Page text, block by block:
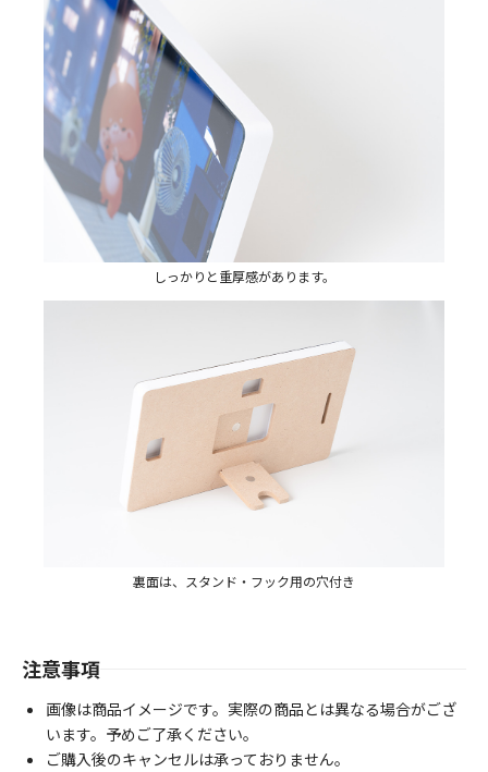
しっかりと重厚感があります。
裏面は、スタンド・フック用の穴付き
注意事項
画像は商品イメージです。実際の商品とは異なる場合がござ
います。予めご了承ください。
ご購入後のキャンセルは承っておりません。